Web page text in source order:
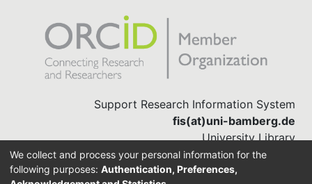
Support Research Information System
fis(at)uni-bamberg.de
University Library
(0951) 863-1568
We collect and process your personal information for the
following purposes: Authentication, Preferences,